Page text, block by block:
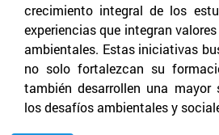
crecimiento integral de los
experiencias que integran
ambientales. Estas iniciativas
no solo fortalezcan su
también desarrollen una mayor
los desafíos ambientales y